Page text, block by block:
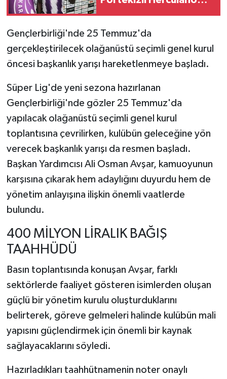
Gençlerbirliği'nde 25 Temmuz'da
gerçekleştirilecek olağanüstü seçimli genel kurul
öncesi başkanlık yarışı hareketlenmeye başladı.
Süper Lig'de yeni sezona hazırlanan
Gençlerbirliği'nde gözler 25 Temmuz'da
yapılacak olağanüstü seçimli genel kurul
toplantısına çevrilirken, kulübün geleceğine yön
verecek başkanlık yarışı da resmen başladı.
Başkan Yardımcısı Ali Osman Avşar, kamuoyunun
karşısına çıkarak hem adaylığını duyurdu hem de
yönetim anlayışına ilişkin önemli vaatlerde
bulundu.
400 MİLYON LİRALIK BAĞIŞ
TAAHHÜDÜ
Basın toplantısında konuşan Avşar, farklı
sektörlerde faaliyet gösteren isimlerden oluşan
güçlü bir yönetim kurulu oluşturduklarını
belirterek, göreve gelmeleri halinde kulübün mali
yapısını güçlendirmek için önemli bir kaynak
sağlayacaklarını söyledi.
Hazırladıkları taahhütnamenin noter onaylı